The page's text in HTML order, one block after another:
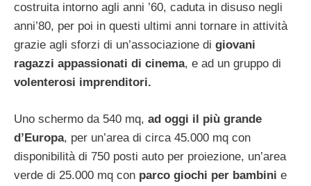
costruita intorno agli anni ’60, caduta in disuso negli
anni’80, per poi in questi ultimi anni tornare in attività
grazie agli sforzi di un’associazione di giovani
ragazzi appassionati di cinema, e ad un gruppo di
volenterosi imprenditori.
Uno schermo da 540 mq, ad oggi il più grande
d’Europa, per un’area di circa 45.000 mq con
disponibilità di 750 posti auto per proiezione, un’area
verde di 25.000 mq con parco giochi per bambini e